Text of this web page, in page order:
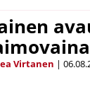
Virtanen |